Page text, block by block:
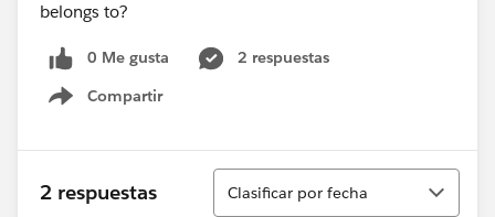
belongs to?
0 Me gusta
2 respuestas
Compartir
Show menu
2 respuestas
Ordenar
Clasificar por fecha